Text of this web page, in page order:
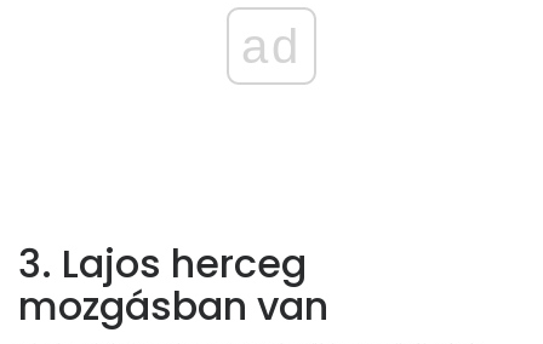
ad
3. Lajos herceg
mozgásban van